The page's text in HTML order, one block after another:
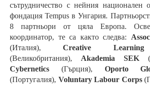
сътрудничество с нейния национален
фондация Tempus в Унгария.
8 партньори от цяла Европа.
координатор, те са както следва:
(Италия),Creative Learning
(Великобритания), Akademia SEK
Cybernetics (Гърция), Oporto
(Португалия), Voluntary Labour Corps